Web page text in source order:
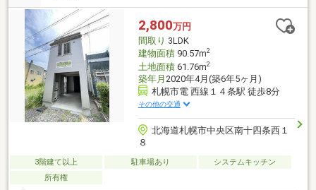
2,800万円
間取り 3LDK
建物面積90.57m2
土地面積61.76m2
築年月 2020年4月(築6年5ヶ月)
札幌市電 西線１４条駅 徒歩8分
その他の交通
北海道札幌市中央区南十四条西１
８
3階建て以上 駐車場あり
システムキッチン
所有権